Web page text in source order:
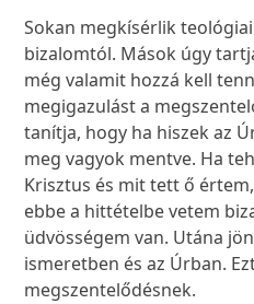
Sokan megkísérlik
bizalomtól. Mások úgy
még valamit hozzá kell
megigazulást a
tanítja, hogy ha hiszek az
meg vagyok mentve. Ha
Krisztus és mit tett ő
ebbe a hittételbe vetem
üdvösségem van. Utána
ismeretben és az Úrban.
megszentelődésnek.